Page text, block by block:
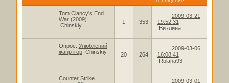
Tom Clancy's End
War (2009)
Chinskiy
1 353
2009-03-21
19:52:31
Виэлина
Опрос: Улюблений
жанр ігор Chinskiy 20 264
2009-03-06
16:08:41
Rolana93
Counter Strike
2009-03-01